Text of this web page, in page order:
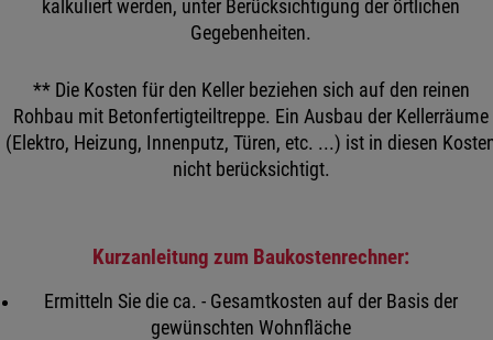
kalkuliert werden, unter Berücksichtigung der örtlichen
Gegebenheiten.
** Die Kosten für den Keller beziehen sich auf den reinen
Rohbau mit Betonfertigteiltreppe. Ein Ausbau der Kellerräume
(Elektro, Heizung, Innenputz, Türen, etc. ...) ist in diesen
nicht berücksichtigt.
Kurzanleitung zum Baukostenrechner:
Ermitteln Sie die ca. - Gesamtkosten auf der Basis der
gewünschten Wohnfläche